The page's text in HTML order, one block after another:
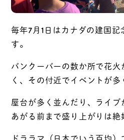
毎年7月1日はカナダの建国
す。
バンクーバーの数か所で花
く、その付近でイベントが多
屋台が多く並んだり、ライ
あがる前まで盛り上がりは